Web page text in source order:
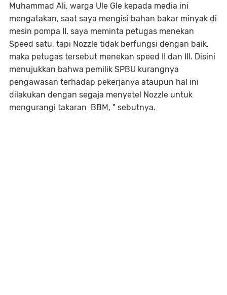
Muhammad Ali, warga Ule Gle kepada media ini
mengatakan, saat saya mengisi bahan bakar minyak di
mesin pompa II, saya meminta petugas menekan
Speed satu, tapi Nozzle tidak berfungsi dengan baik,
maka petugas tersebut menekan speed II dan III. Disini
menujukkan bahwa pemilik SPBU kurangnya
pengawasan terhadap pekerjanya ataupun hal ini
dilakukan dengan segaja menyetel Nozzle untuk
mengurangi takaran BBM, " sebutnya.